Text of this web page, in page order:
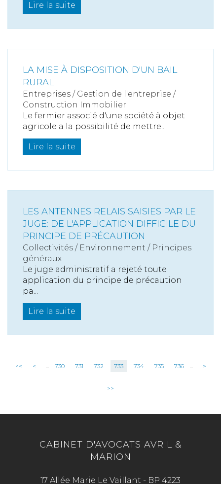
Lire la suite
LA MISE À DISPOSITION D'UN BAIL
RURAL
Entreprises / Gestion de l'entreprise /
Construction Immobilier
Le fermier associé d'une société à objet
agricole a la possibilité de mettre...
Lire la suite
LES ANTENNES RELAIS SAISIES PAR LE
JUGE: DE L'APPLICATION DIFFICILE DU
PRINCIPE DE PRÉCAUTION
Collectivités / Environnement / Principes
généraux
Le juge administratif a rejeté toute
application du principe de précaution
pa...
Lire la suite
<< < ... 730 731 732 733 734 735 736 ... >
>>
CABINET D'AVOCATS AVRIL &
MARION
17 Allée Marie Le Vaillant - BP 4223